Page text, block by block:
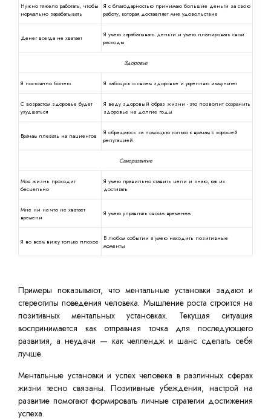
Нужно тяжело работать, чтобы
нормально зарабатывать
Я с благодарностью принимаю большие деньги за свою
работу, которая доставляет мне удовольствие
Денег всегда не хватает
Я умею зарабатывать деньги и умею планировать свои
расходы
Здоровье
Я постоянно болею Я забочусь о своем здоровье и укрепляю иммунитет
С возрастом здоровье будет
ухудшаться
Я веду здоровый образ жизни - это позволит сохранить
здоровье на долгие годы
Врачам плевать на пациентов
Я обращаюсь за помощью только к врачам с хорошей
репутацией
Саморазвитие
Моя жизнь проходит
бесцельно
Я умею правильно ставить цели и знаю, как их
достигать
Мне ни на что не хватает
времени
Я умею управлять своим временем
Я во всем вижу только плохое
В любом событии я умею находить позитивные
моменты
Примеры показывают, что ментальные установки задают и
стереотипы поведения человека. Мышление роста строится на
позитивных ментальных установках. Текущая ситуация
воспринимается как отправная точка для последующего
развития, а неудачи — как челлендж и шанс сделать себя
лучше.
Ментальные установки и успех человека в различных сферах
жизни тесно связаны. Позитивные убеждения, настрой на
развитие помогают формировать личные стратегии достижения
успеха.